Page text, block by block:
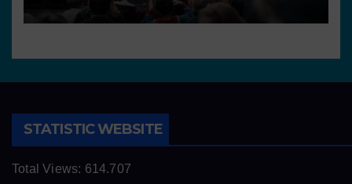
STATISTIC WEBSITE
Total Views: 614.707